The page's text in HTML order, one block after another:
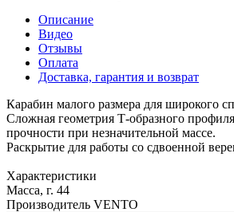
Описание
Видео
Отзывы
Оплата
Доставка, гарантия и возврат
Карабин малого размера для широкого
Сложная геометрия Т-образного
прочности при незначительной массе.
Раскрытие для работы со сдвоенной
Характеристики
Масса, г. 44
Производитель VENTO